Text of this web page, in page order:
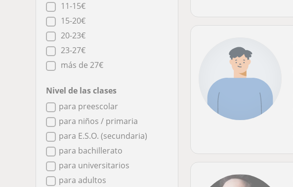
11-15€
15-20€
20-23€
23-27€
más de 27€
Nivel de las clases
para preescolar
para niños / primaria
para E.S.O. (secundaria)
para bachillerato
para universitarios
para adultos